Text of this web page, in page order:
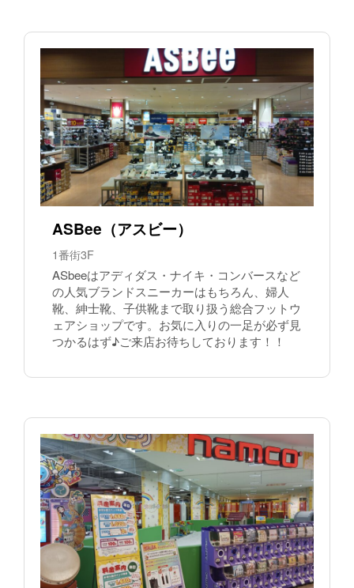
ASBee（アスビー）
1番街3F
ASbeeはアディダス・ナイキ・コンバースなど
の人気ブランドスニーカーはもちろん、婦人
靴、紳士靴、子供靴まで取り扱う総合フットウ
ェアショップです。お気に入りの一足が必ず見
つかるはず♪ご来店お待ちしております！！